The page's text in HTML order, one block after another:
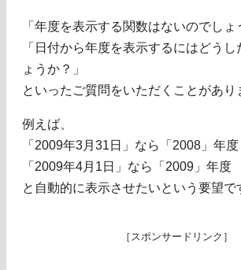
「年度を表示する関数はないのでしょ
「日付から年度を表示するにはどう
ょうか？」
といったご質問をいただくことがあり
例えば、
「2009年3月31日」なら「2008」年度
「2009年4月1日」なら「2009」年度
と自動的に表示させたいという要望で
［スポンサードリンク］